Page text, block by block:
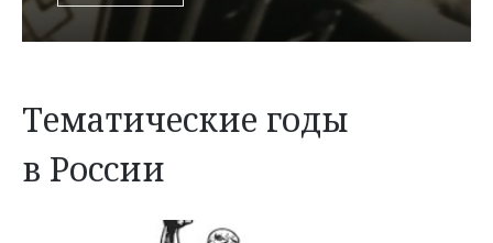
Тематические годы
в России